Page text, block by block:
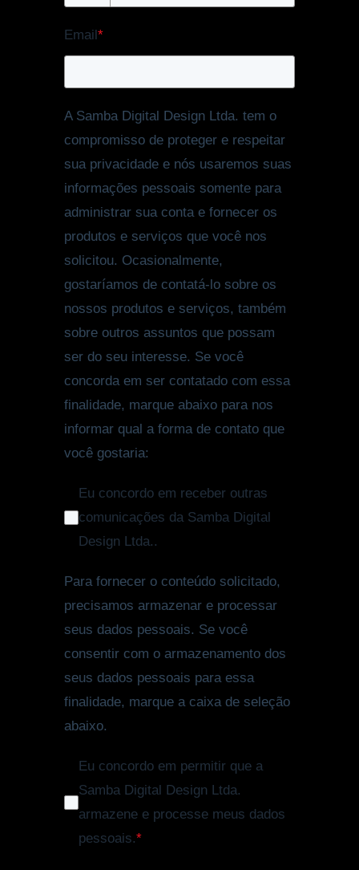
Email*
A Samba Digital Design Ltda. tem o
compromisso de proteger e respeitar
sua privacidade e nós usaremos suas
informações pessoais somente para
administrar sua conta e fornecer os
produtos e serviços que você nos
solicitou. Ocasionalmente,
gostaríamos de contatá-lo sobre os
nossos produtos e serviços, também
sobre outros assuntos que possam
ser do seu interesse. Se você
concorda em ser contatado com essa
finalidade, marque abaixo para nos
informar qual a forma de contato que
você gostaria:
Eu concordo em receber outras
comunicações da Samba Digital
Design Ltda..
Para fornecer o conteúdo solicitado,
precisamos armazenar e processar
seus dados pessoais. Se você
consentir com o armazenamento dos
seus dados pessoais para essa
finalidade, marque a caixa de seleção
abaixo.
Eu concordo em permitir que a
Samba Digital Design Ltda.
armazene e processe meus dados
pessoais.*